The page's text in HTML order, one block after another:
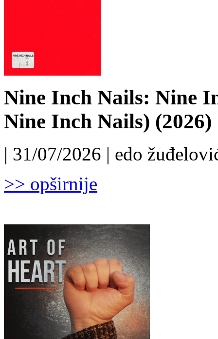
Nine Inch Nails: Nine
Nine Inch Nails) (2026)
| 31/07/2026 | edo
>> opširnije